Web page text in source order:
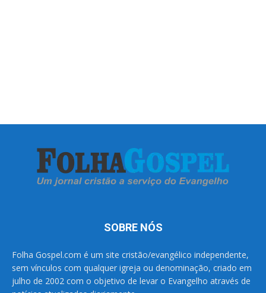
SOBRE NÓS
Folha Gospel.com é um site cristão/evangélico independente,
sem vínculos com qualquer igreja ou denominação, criado em
julho de 2002 com o objetivo de levar o Evangelho através de